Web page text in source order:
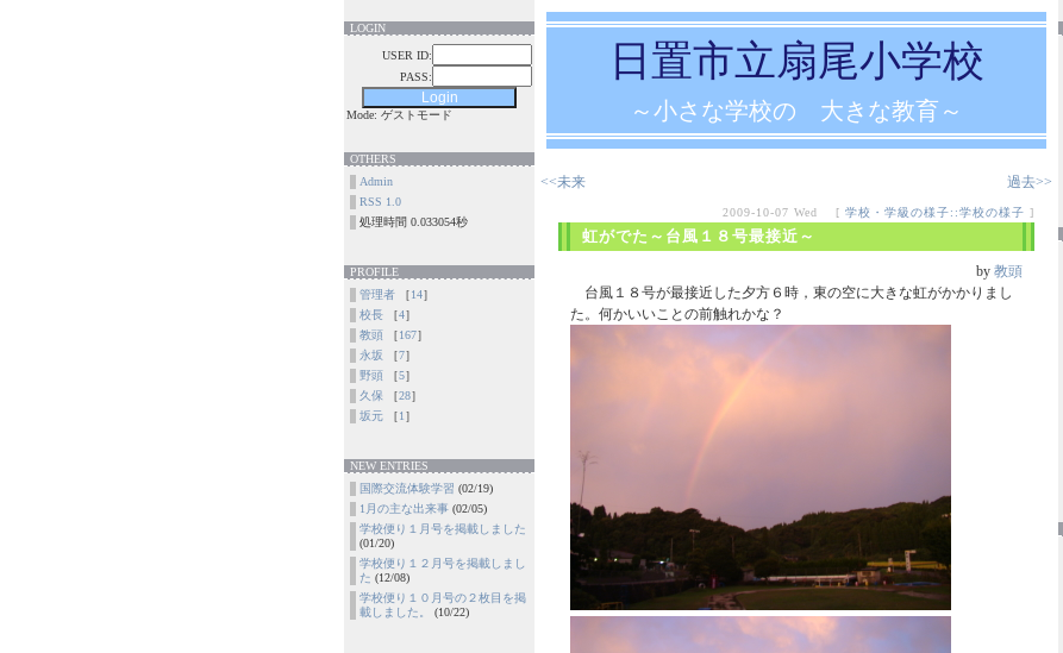
LOGIN
USER ID:
PASS:
Mode: ゲストモード
OTHERS
Admin
RSS 1.0
処理時間 0.033054秒
PROFILE
管理者 ［14］
校長 ［4］
教頭 ［167］
永坂 ［7］
野頭 ［5］
久保 ［28］
坂元 ［1 ］
NEW ENTRIES
国際交流体験学習 (02/19)
1月の主な出来事 (02/05)
学校便り１月号を掲載しました
(01/20)
学校便り１２月号を掲載しまし
た (12/08)
学校便り１０月号の２枚目を掲
載しました。
(10/22)
日置市立扇尾小学校
～小さな学校の 大きな教育～
<<未来 過去>>
2009-10-07 Wed [ 学校・学級の様子::学校の様子 ]
虹がでた～台風１８号最接近～
by 教頭
台風１８号が最接近した夕方６時，東の空に大きな虹がかかりまし
た。何かいいことの前触れかな？